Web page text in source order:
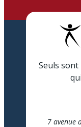
Seuls sont
7 avenue